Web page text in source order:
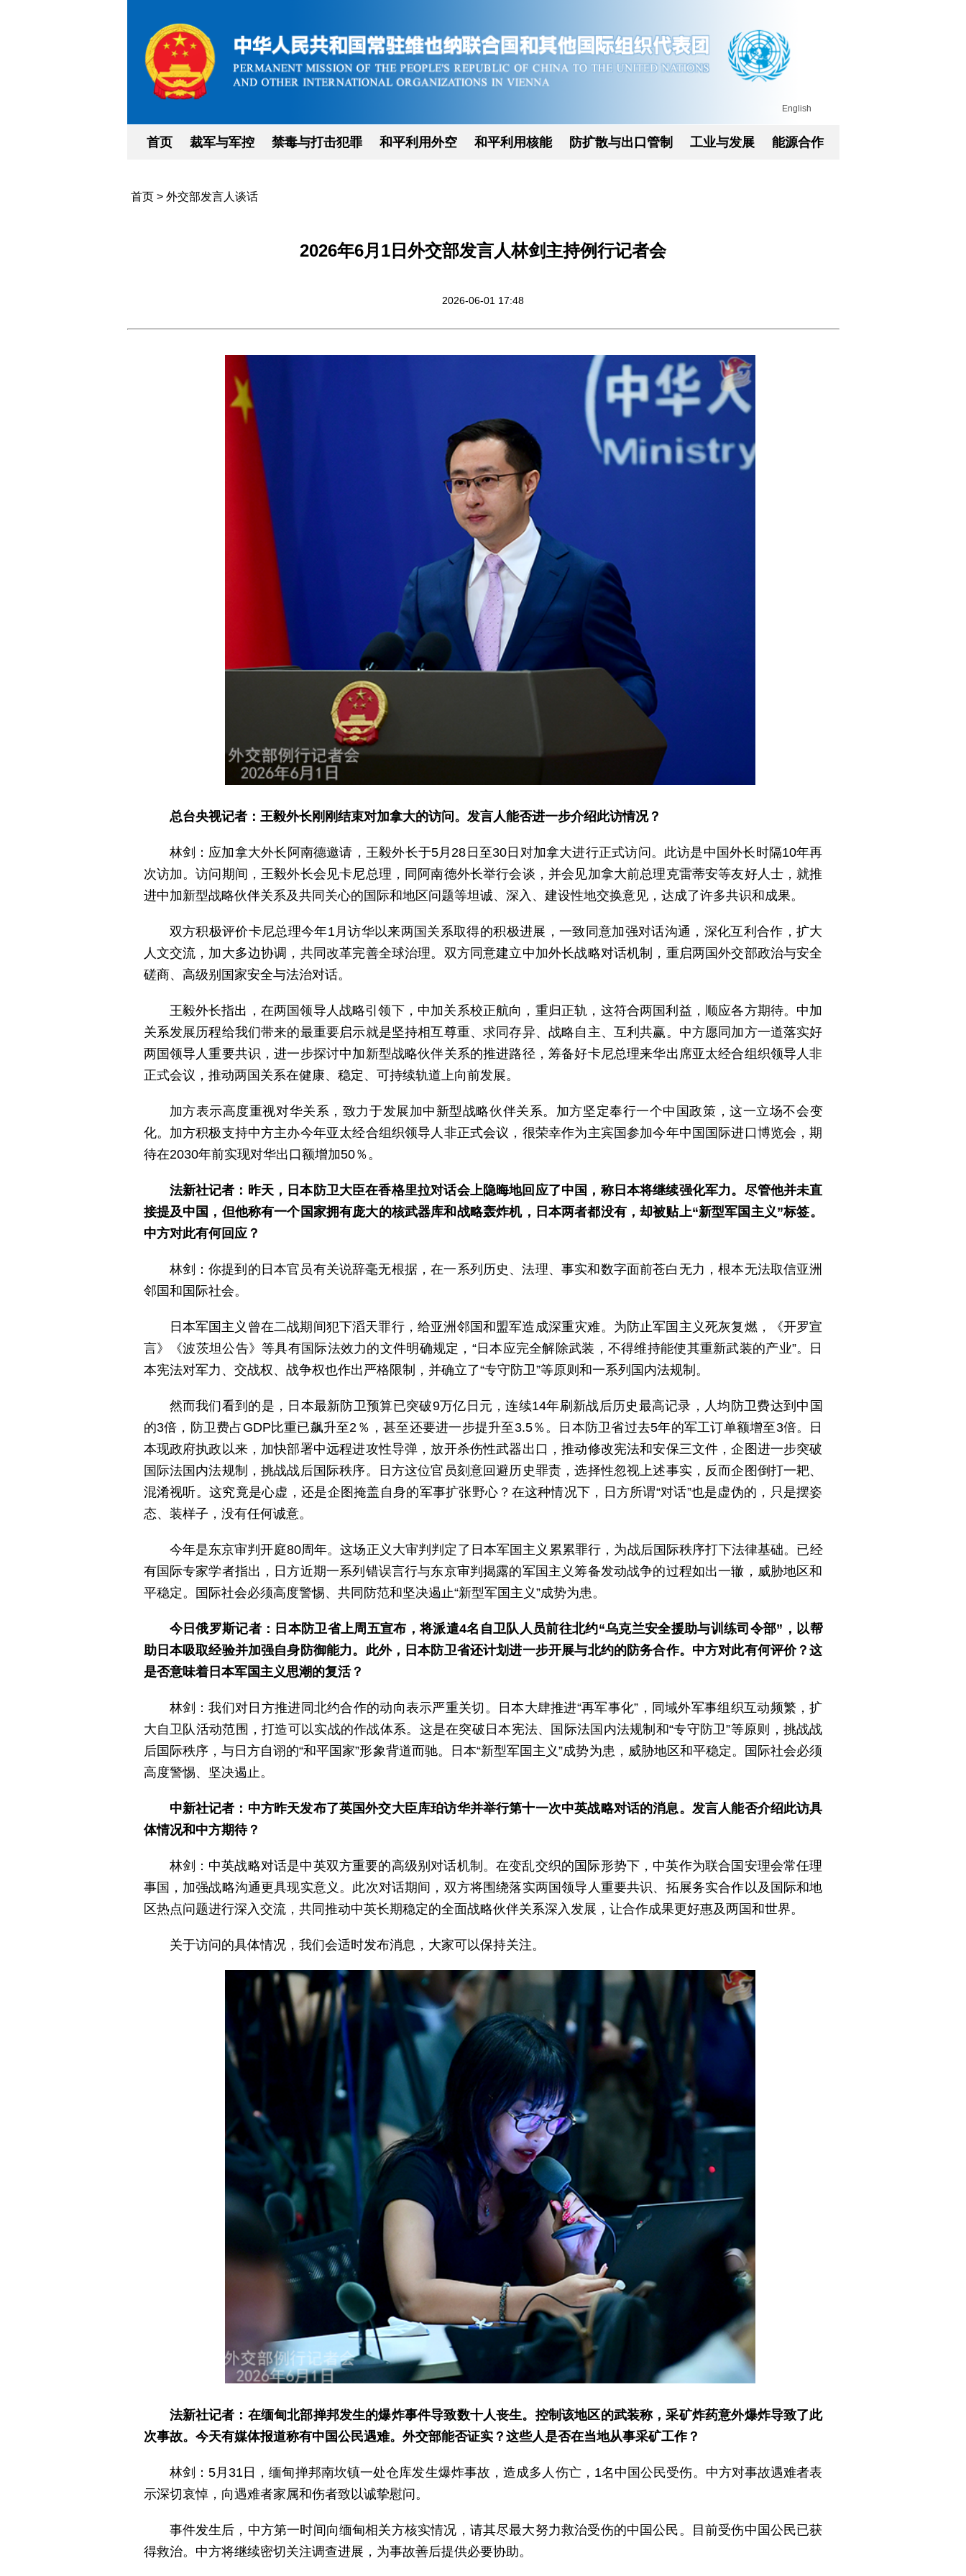
English
首页 裁军与军控 禁毒与打击犯罪 和平利用外空 和平利用核能 防扩散与出口管制 工业与发展 能源合作
首页> 外交部发言人谈话
2026年6月1日外交部发言人林剑主持例行记者会
2026-06-01 17:48
总台央视记者：王毅外长刚刚结束对加拿大的访问。发言人能否进一步介绍此访情况？
林剑：应加拿大外长阿南德邀请，王毅外长于5月28日至30日对加拿大进行正式访问。此访是中国外长时隔10年再
次访加。访问期间，王毅外长会见卡尼总理，同阿南德外长举行会谈，并会见加拿大前总理克雷蒂安等友好人士，就推
进中加新型战略伙伴关系及共同关心的国际和地区问题等坦诚、深入、建设性地交换意见，达成了许多共识和成果。
双方积极评价卡尼总理今年1月访华以来两国关系取得的积极进展，一致同意加强对话沟通，深化互利合作，扩大
人文交流，加大多边协调，共同改革完善全球治理。双方同意建立中加外长战略对话机制，重启两国外交部政治与安全
磋商、高级别国家安全与法治对话。
王毅外长指出，在两国领导人战略引领下，中加关系校正航向，重归正轨，这符合两国利益，顺应各方期待。中加
关系发展历程给我们带来的最重要启示就是坚持相互尊重、求同存异、战略自主、互利共赢。中方愿同加方一道落实好
两国领导人重要共识，进一步探讨中加新型战略伙伴关系的推进路径，筹备好卡尼总理来华出席亚太经合组织领导人非
正式会议，推动两国关系在健康、稳定、可持续轨道上向前发展。
加方表示高度重视对华关系，致力于发展加中新型战略伙伴关系。加方坚定奉行一个中国政策，这一立场不会变
化。加方积极支持中方主办今年亚太经合组织领导人非正式会议，很荣幸作为主宾国参加今年中国国际进口博览会，期
待在2030年前实现对华出口额增加50％。
法新社记者：昨天，日本防卫大臣在香格里拉对话会上隐晦地回应了中国，称日本将继续强化军力。尽管他并未直
接提及中国，但他称有一个国家拥有庞大的核武器库和战略轰炸机，日本两者都没有，却被贴上“新型军国主义”标签。
中方对此有何回应？
林剑：你提到的日本官员有关说辞毫无根据，在一系列历史、法理、事实和数字面前苍白无力，根本无法取信亚洲
邻国和国际社会。
日本军国主义曾在二战期间犯下滔天罪行，给亚洲邻国和盟军造成深重灾难。为防止军国主义死灰复燃，《开罗宣
言》《波茨坦公告》等具有国际法效力的文件明确规定，“日本应完全解除武装，不得维持能使其重新武装的产业”。日
本宪法对军力、交战权、战争权也作出严格限制，并确立了“专守防卫”等原则和一系列国内法规制。
然而我们看到的是，日本最新防卫预算已突破9万亿日元，连续14年刷新战后历史最高记录，人均防卫费达到中国
的3倍，防卫费占GDP比重已飙升至2％，甚至还要进一步提升至3.5％。日本防卫省过去5年的军工订单额增至3倍。日
本现政府执政以来，加快部署中远程进攻性导弹，放开杀伤性武器出口，推动修改宪法和安保三文件，企图进一步突破
国际法国内法规制，挑战战后国际秩序。日方这位官员刻意回避历史罪责，选择性忽视上述事实，反而企图倒打一耙、
混淆视听。这究竟是心虚，还是企图掩盖自身的军事扩张野心？在这种情况下，日方所谓“对话”也是虚伪的，只是摆姿
态、装样子，没有任何诚意。
今年是东京审判开庭80周年。这场正义大审判判定了日本军国主义累累罪行，为战后国际秩序打下法律基础。已经
有国际专家学者指出，日方近期一系列错误言行与东京审判揭露的军国主义筹备发动战争的过程如出一辙，威胁地区和
平稳定。国际社会必须高度警惕、共同防范和坚决遏止“新型军国主义”成势为患。
今日俄罗斯记者：日本防卫省上周五宣布，将派遣4名自卫队人员前往北约“乌克兰安全援助与训练司令部”，以帮
助日本吸取经验并加强自身防御能力。此外，日本防卫省还计划进一步开展与北约的防务合作。中方对此有何评价？这
是否意味着日本军国主义思潮的复活？
林剑：我们对日方推进同北约合作的动向表示严重关切。日本大肆推进“再军事化”，同域外军事组织互动频繁，扩
大自卫队活动范围，打造可以实战的作战体系。这是在突破日本宪法、国际法国内法规制和“专守防卫”等原则，挑战战
后国际秩序，与日方自诩的“和平国家”形象背道而驰。日本“新型军国主义”成势为患，威胁地区和平稳定。国际社会必须
高度警惕、坚决遏止。
中新社记者：中方昨天发布了英国外交大臣库珀访华并举行第十一次中英战略对话的消息。发言人能否介绍此访具
体情况和中方期待？
林剑：中英战略对话是中英双方重要的高级别对话机制。在变乱交织的国际形势下，中英作为联合国安理会常任理
事国，加强战略沟通更具现实意义。此次对话期间，双方将围绕落实两国领导人重要共识、拓展务实合作以及国际和地
区热点问题进行深入交流，共同推动中英长期稳定的全面战略伙伴关系深入发展，让合作成果更好惠及两国和世界。
关于访问的具体情况，我们会适时发布消息，大家可以保持关注。
法新社记者：在缅甸北部掸邦发生的爆炸事件导致数十人丧生。控制该地区的武装称，采矿炸药意外爆炸导致了此
次事故。今天有媒体报道称有中国公民遇难。外交部能否证实？这些人是否在当地从事采矿工作？
林剑：5月31日，缅甸掸邦南坎镇一处仓库发生爆炸事故，造成多人伤亡，1名中国公民受伤。中方对事故遇难者表
示深切哀悼，向遇难者家属和伤者致以诚挚慰问。
事件发生后，中方第一时间向缅甸相关方核实情况，请其尽最大努力救治受伤的中国公民。目前受伤中国公民已获
得救治。中方将继续密切关注调查进展，为事故善后提供必要协助。